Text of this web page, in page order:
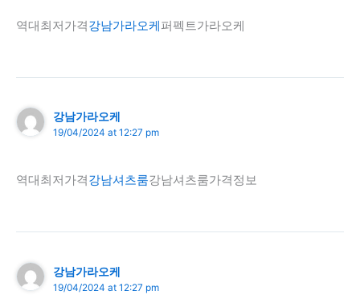
역대최저가격강남가라오케퍼펙트가라오케
강남가라오케
19/04/2024 at 12:27 pm
역대최저가격강남셔츠룸강남셔츠룸가격정보
강남가라오케
19/04/2024 at 12:27 pm